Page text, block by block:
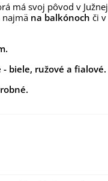
má svoj pôvod v Južnej
najmä na balkónoch či v
- biele, ružové a fialové.
.